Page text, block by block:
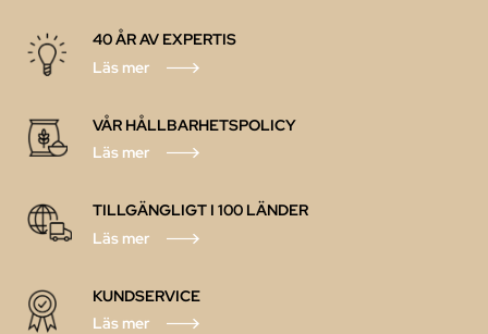
40 ÅR AV EXPERTIS
Läs mer
VÅR HÅLLBARHETSPOLICY
Läs mer
TILLGÄNGLIGT I 100 LÄNDER
Läs mer
KUNDSERVICE
Läs mer